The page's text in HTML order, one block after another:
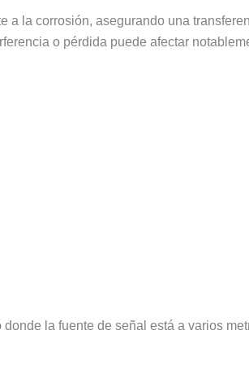
a la corrosión, asegurando una
o pérdida puede afectar
la fuente de señal está a varios